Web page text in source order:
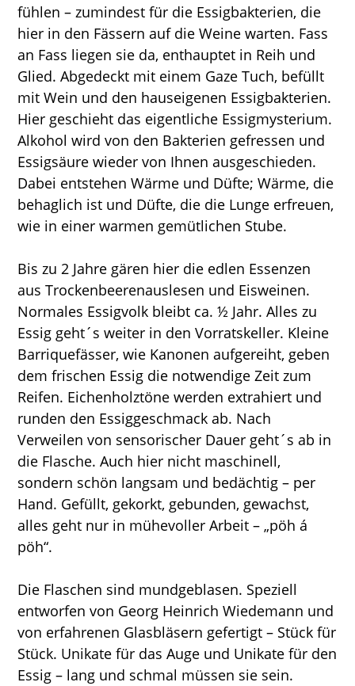
fühlen – zumindest für die Essigbakterien, die
hier in den Fässern auf die Weine warten. Fass
an Fass liegen sie da, enthauptet in Reih und
Glied. Abgedeckt mit einem Gaze Tuch, befüllt
mit Wein und den hauseigenen Essigbakterien.
Hier geschieht das eigentliche Essigmysterium.
Alkohol wird von den Bakterien gefressen und
Essigsäure wieder von Ihnen ausgeschieden.
Dabei entstehen Wärme und Düfte; Wärme, die
behaglich ist und Düfte, die die Lunge erfreuen,
wie in einer warmen gemütlichen Stube.
Bis zu 2 Jahre gären hier die edlen Essenzen
aus Trockenbeerenauslesen und Eisweinen.
Normales Essigvolk bleibt ca. ½ Jahr. Alles zu
Essig geht´s weiter in den Vorratskeller. Kleine
Barriquefässer, wie Kanonen aufgereiht, geben
dem frischen Essig die notwendige Zeit zum
Reifen. Eichenholztöne werden extrahiert und
runden den Essiggeschmack ab. Nach
Verweilen von sensorischer Dauer geht´s ab in
die Flasche. Auch hier nicht maschinell,
sondern schön langsam und bedächtig – per
Hand. Gefüllt, gekorkt, gebunden, gewachst,
alles geht nur in mühevoller Arbeit – „pöh á
pöh“.
Die Flaschen sind mundgeblasen. Speziell
entworfen von Georg Heinrich Wiedemann und
von erfahrenen Glasbläsern gefertigt – Stück für
Stück. Unikate für das Auge und Unikate für den
Essig – lang und schmal müssen sie sein.